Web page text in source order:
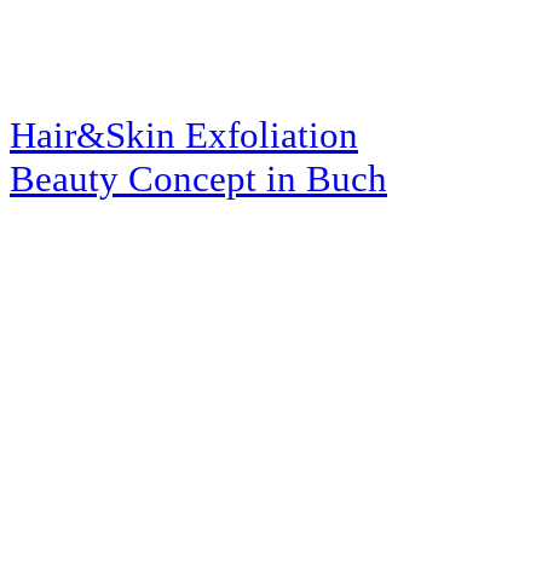
Hair&Skin Exfoliation
Beauty Concept in Buch